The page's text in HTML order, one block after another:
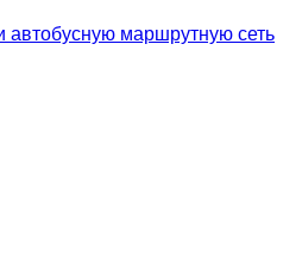
автобусную маршрутную сеть